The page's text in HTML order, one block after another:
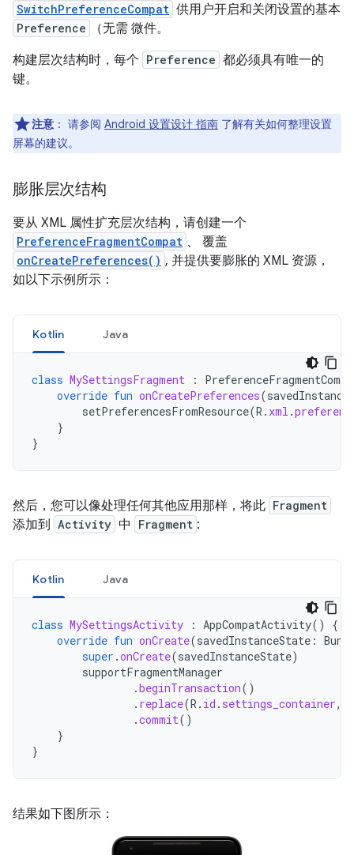
SwitchPreferenceCompat 供用户开启和关闭设置的基本
Preference
（无需 微件。
构建层次结构时，每个 Preference 都必须具有唯一的
键。
注意 ： 请参阅 Android 设置设计 指南 了解有关如何整理设置
屏幕的建议。
膨胀层次结构
要从 XML 属性扩充层次结构，请创建一个
PreferenceFragmentCompat 、 覆盖
onCreatePreferences() , 并提供要膨胀的 XML 资源，
如以下示例所示：
Kotlin Java
class MySettingsFragment :
override fun onCreatePreferences(
setPreferencesFromResource(R . xml .
}
}
然后，您可以像处理任何其他应用那样，将此 Fragment
添加到 Activity 中 Fragment :
Kotlin Java
class MySettingsActivity : AppCompatActivity()
{
override fun onCreate(savedInstanceState :
super .onCreate(savedInstanceState)
supportFragmentManager
.beginTransaction()
. replace(R . id . settings_container,
.commit()
}
}
结果如下图所示：